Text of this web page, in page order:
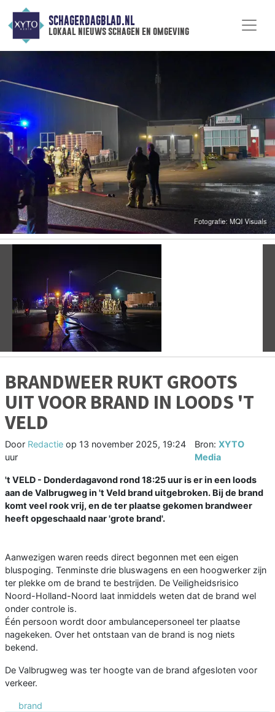
SCHAGERDAGBLAD.NL
lokaal nieuws schagen en omgeving
Vorige
BRANDWEER RUKT GROOTS
UIT VOOR BRAND IN LOODS 'T
VELD
Door Redactie op 13 november 2025, 19:24
uur
Bron:XYTO
Media
't VELD - Donderdagavond rond 18:25 uur is er in een loods
aan de Valbrugweg in 't Veld brand uitgebroken. Bij de brand
komt veel rook vrij, en de ter plaatse gekomen brandweer
heeft opgeschaald naar 'grote brand'.
Aanwezigen waren reeds direct begonnen met een eigen
bluspoging. Tenminste drie bluswagens en een hoogwerker zijn
ter plekke om de brand te bestrijden. De Veiligheidsrisico
Noord-Holland-Noord laat inmiddels weten dat de brand wel
onder controle is.
Één persoon wordt door ambulancepersoneel ter plaatse
nagekeken. Over het ontstaan van de brand is nog niets
bekend.
De Valbrugweg was ter hoogte van de brand afgesloten voor
verkeer.
brand